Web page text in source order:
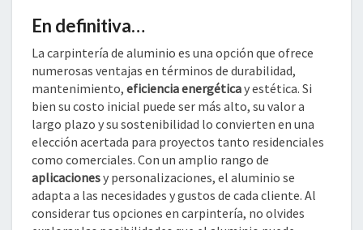
En definitiva…
La carpintería de aluminio es una opción que ofrece
numerosas ventajas en términos de durabilidad,
mantenimiento, eficiencia energéticay estética. Si
bien su costo inicial puede ser más alto, su valor a
largo plazo y su sostenibilidad lo convierten en una
elección acertada para proyectos tanto residenciales
como comerciales. Con un amplio rango de
aplicacionesy personalizaciones, el aluminio se
adapta a las necesidades y gustos de cada cliente. Al
considerar tus opciones en carpintería, no olvides